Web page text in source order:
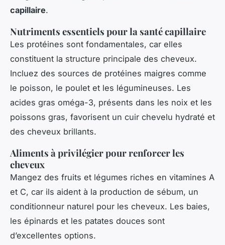
capillaire.
Nutriments essentiels pour la santé capillaire
Les protéines sont fondamentales, car elles
constituent la structure principale des cheveux.
Incluez des sources de protéines maigres comme
le poisson, le poulet et les légumineuses. Les
acides gras oméga-3, présents dans les noix et les
poissons gras, favorisent un cuir chevelu hydraté et
des cheveux brillants.
Aliments à privilégier pour renforcer les
cheveux
Mangez des fruits et légumes riches en vitamines A
et C, car ils aident à la production de sébum, un
conditionneur naturel pour les cheveux. Les baies,
les épinards et les patates douces sont
d’excellentes options.